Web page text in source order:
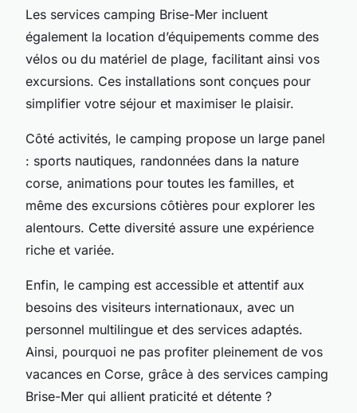
Les services camping Brise-Mer incluent
également la location d’équipements comme des
vélos ou du matériel de plage, facilitant ainsi vos
excursions. Ces installations sont conçues pour
simplifier votre séjour et maximiser le plaisir.
Côté activités, le camping propose un large panel
: sports nautiques, randonnées dans la nature
corse, animations pour toutes les familles, et
même des excursions côtières pour explorer les
alentours. Cette diversité assure une expérience
riche et variée.
Enfin, le camping est accessible et attentif aux
besoins des visiteurs internationaux, avec un
personnel multilingue et des services adaptés.
Ainsi, pourquoi ne pas profiter pleinement de vos
vacances en Corse, grâce à des services camping
Brise-Mer qui allient praticité et détente ?